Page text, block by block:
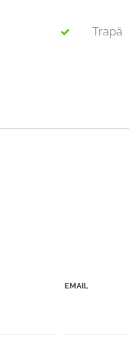
Trapă
EMAIL